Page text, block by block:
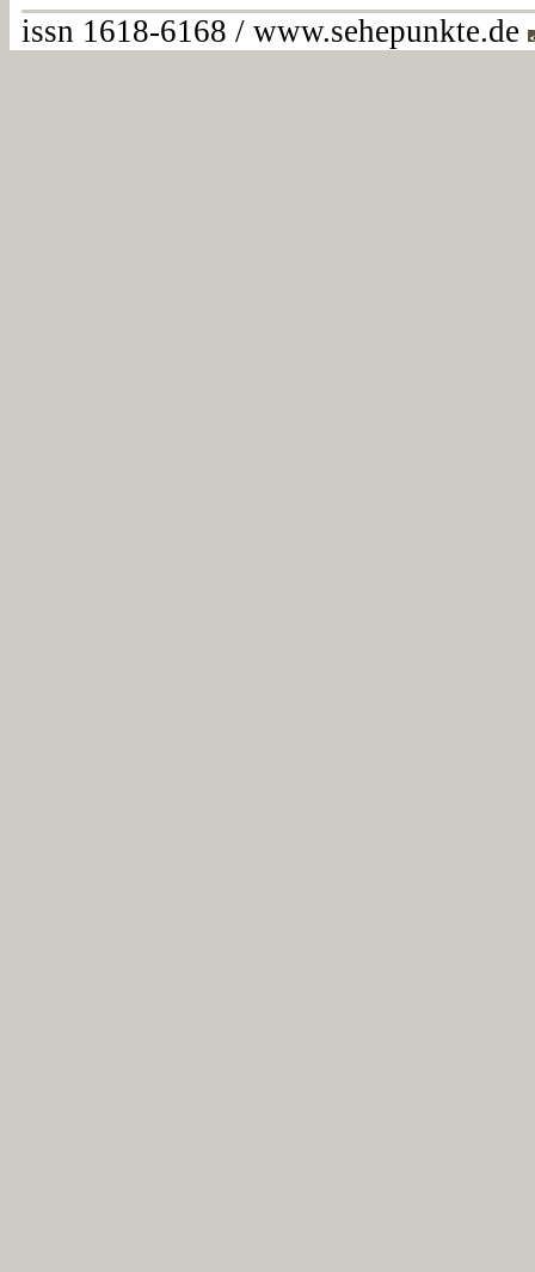
issn 1618-6168 / www.sehepunkte.de